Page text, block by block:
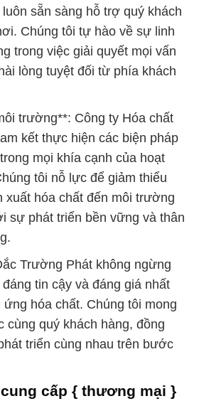
sẵn sàng hỗ trợ quý khách
Chúng tôi tự hào về sự linh
trong việc giải quyết mọi vấn
lòng tuyệt đối từ phía khách
trường**: Công ty Hóa chất
kết thực hiện các biện pháp
mọi khía cạnh của hoạt
tôi nỗ lực để giảm thiểu
xuất hóa chất đến môi trường
sự phát triển bền vững và thân
Trường Phát không ngừng
tin cậy và đáng giá nhất
hóa chất. Chúng tôi mong
cùng quý khách hàng, đồng
triển cùng nhau trên bước
cấp { thương mại }